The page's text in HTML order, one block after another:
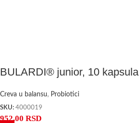
BULARDI® junior, 10 kapsula
Creva u balansu, Probiotici
SKU: 4000019
952,00 RSD